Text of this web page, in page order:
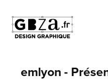
emlyon -